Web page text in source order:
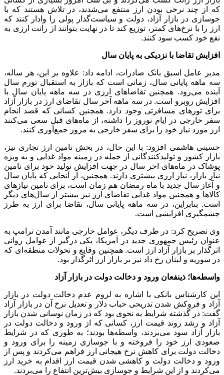
که از چند نرخی بودن ارز منتفع می‌شدند، در تلاش هستند که با
جوسازی در بازار آزاد، دولت و سیاست‌گذار پولی را وادار کنند که
ارز را با نرخ‌های کمتر، توزیع کند تا در نهایت بتوانند از رانت ارزی به
نفع خود کسب سود کنند.
افزایش تقاضا با نزدیکی به پایان سال
مدیر عامل اسبق بانک صادرات، ادامه داد: علاوه بر این، هر ساله،
سه ماهه پایانی سال، زمانی است که بازار به استقبال تورم سال
آینده می‌رود. همچنین تقاضاهای ارزی در سه ماهه پایان سال با
افزایش روبرو است. در سه ماهه آخر سال تقاضای ارز در بازار آزاد
برای تورهای مسافرتی وجود دارد. همچنین کسانی که قصد انجام
سفر خارجی در ایام نوروز را داشته، از ماه‌های قبل سعی می‌کنند
ارز مورد نیاز خود را برای سفر خارجی به مرور جمع‌آوری کنند.
حسینی هاشمی افزود: با این حال، در بخش تامین ارز تجاری نیز،
بازار کشور و تولیدکنندگانی از جمله در زمینه مواد غذایی و به ویژه
پوشاک در ماه‌های اخر سال در جهت افزایش تولید خود برای تامین
نیاز بازار، نیاز ارزی بیشتری دارند. همچنین، از آنجایی که پایان سال
و آغاز سال جدید با ماه رمضان هم زمان است، برای تامین نیازهای
کالاها و همچنین مواد غذایی تقاضای ارز نیز بیشتر از سال‌های دیگر
است. بنابراین، در سه ماهه پایانی سال، تقاضا برای ارز به طرز
چشمگیری افزایشی است.
وی تصریح کرد: در طرف دیگر، عوامل خارجی مانند آمدن ترامپ به
عنوان رئیس جمهوری جدید در آمریکا، یکی درگیر از عوامل روانی
اثرگذار بر بازار آزاد ارز است. همچنین وقایع و تحولات منطقه‌ای که
در سوریه و لبنان رخ داد نیز بر بازار ارز اثرگذار بود.
واسطه‌ها؛ ذینفعان ورود و دخالت دولت در بازار آزاد
این کارشناس بانکی با اشاره به لزوم عدم دخالت دولت در بازار
آزاد و فروکش شدن تدریحی حباب دلار و تعدیل نرخ آن در بازار آزاد
گفت: در گذشته شرایط به نحوی بود که در زمان نوسانی شدن بازار
آزاد و رشد روند قیمت ارز، کسانی که از ورود و دخالت دولت در
بازار آزاد سود می‌بردند، واسطه‌ها بودند؛ به طوری که در شرایط
صعودی ارز خود را فروخته و با جوسازی زمینه را برای ورود و
دخالت دولت برای کاهش نرخ هیجانی ارز فراهم می‌کردند و پس از
ورود و دخالت دولت و کاهشی شدن قیمت ارز اقدام به خرید ارز
می‌کردند و از این شرایط و جوسازی بیش‌ترین انتفاع را می‌بردند.